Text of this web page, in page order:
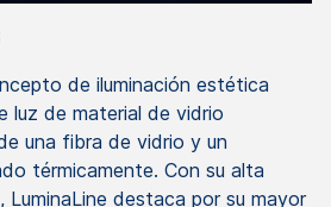
de iluminación estética
luz de material de vidrio
una fibra de vidrio y un
térmicamente. Con su alta
LuminaLine destaca por su mayor